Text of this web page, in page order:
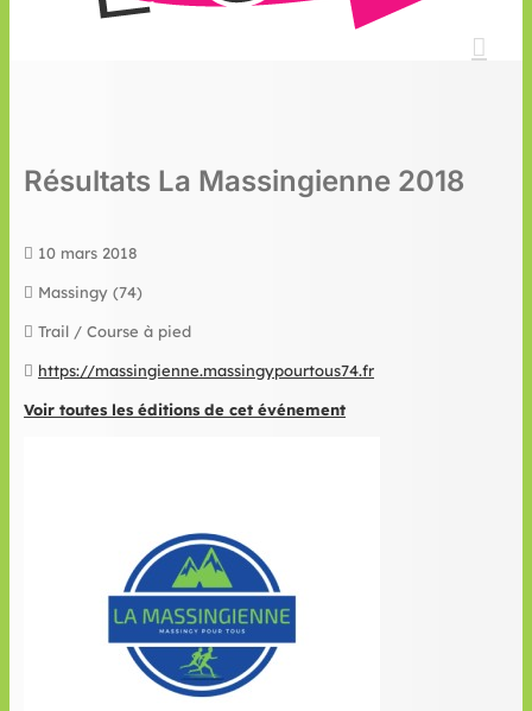
Résultats La Massingienne 2018
10 mars 2018
Massingy (74)
Trail / Course à pied
https://massingienne.massingypourtous74.fr
Voir toutes les éditions de cet événement